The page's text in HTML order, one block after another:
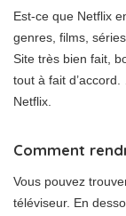
Est-ce que Netflix
genres, films,
Site très bien fait,
tout à fait
Netflix.
Comment
Vous pouvez
téléviseur. En